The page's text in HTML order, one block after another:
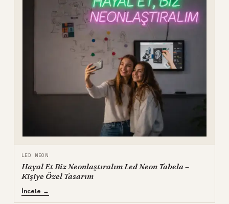
LED NEON
Hayal Et Biz Neonlaştıralım Led Neon Tabela –
Kişiye Özel Tasarım
İncele →